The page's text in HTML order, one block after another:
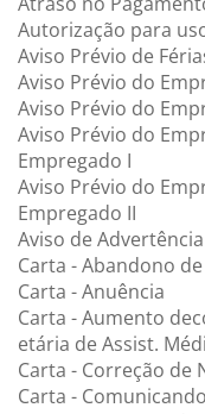
Autorização para
Aviso Prévio de
Aviso Prévio do
Aviso Prévio do
Aviso Prévio do
Empregado I
Aviso Prévio do
Empregado II
Aviso de
Carta - Abandono
Carta - Anuência
Carta - Aumento
etária de Assist.
Carta - Correção de
Carta -